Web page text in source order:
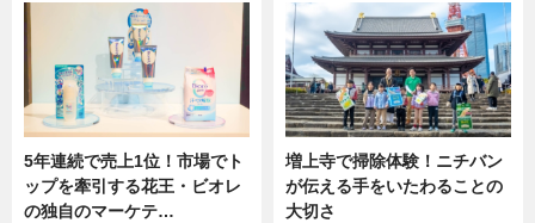
5年連続で売上1位！市場でト
ップを牽引する花王・ビオレ
の独自のマーケテ…
増上寺で掃除体験！ニチバン
が伝える手をいたわることの
大切さ